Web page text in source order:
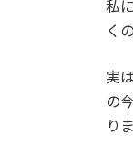
私
く
実
の
り